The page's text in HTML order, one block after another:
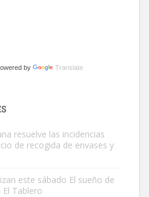
Los Gatos callejeros de la zona los
by Translate
resuelve las incidencias
de recogida de envases y
este sábado El sueño de
Tablero